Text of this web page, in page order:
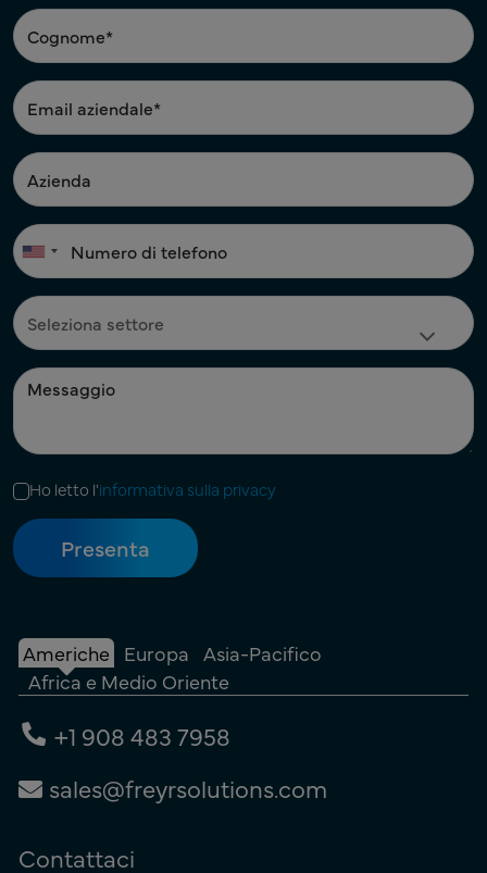
Ho letto l'informativa sulla privacy
Americhe Europa Asia-Pacifico
Africa e Medio Oriente
+1 908 483 7958
sales@freyrsolutions.com
Contattaci